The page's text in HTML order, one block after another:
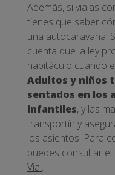
Además, si viajas
tienes que saber
una autocaravana.
cuenta que la ley
habitáculo cuando
Adultos y niños
sentados en los
infantiles, y las
transportín y
los asientos. Para
puedes consultar el
Vial.